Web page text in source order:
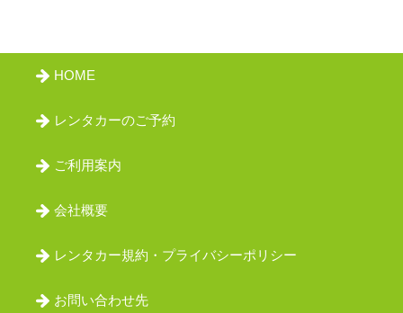
HOME
レンタカーのご予約
ご利用案内
会社概要
レンタカー規約・プライバシーポリシー
お問い合わせ先